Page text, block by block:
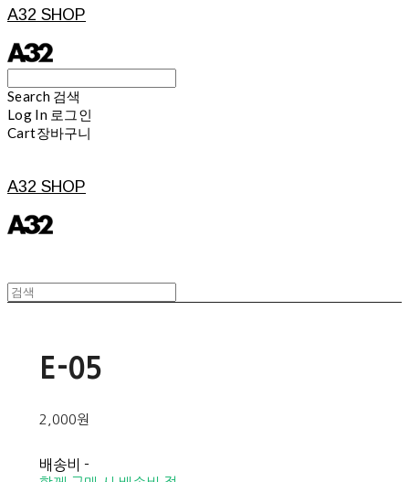
A32 SHOP
Search 검색
Log In 로그인
Cart장바구니
A32 SHOP
E-05
2,000원
배송비 -